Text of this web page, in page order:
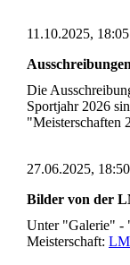
11.10.2025, 18:05
Die
Sportjahr 2026
"Meisterschaften
27.06.2025, 18:50
Bilder von der
Unter "Galerie" -
Meisterschaft: LM